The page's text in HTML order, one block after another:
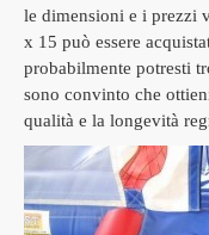
le dimensioni e i prezzi
x 15 può essere
probabilmente potresti
sono convinto che
qualità e la longevità